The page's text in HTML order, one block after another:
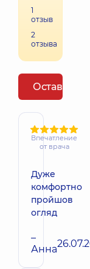
1
отзыв
2
отзыва
Оставить
Впечатление
от врача
Дуже
комфортно
пройшов
огляд
–
Анна